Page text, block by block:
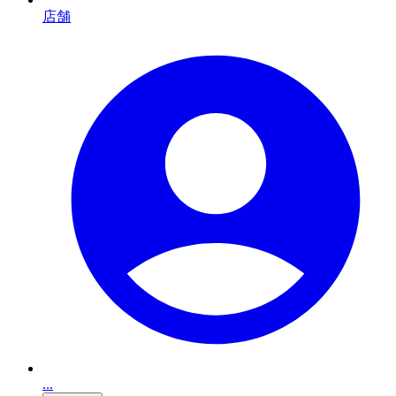
店舗
...